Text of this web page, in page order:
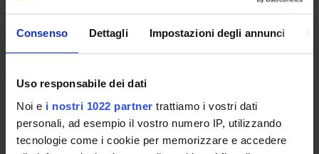
Consenso Dettagli Impostazioni degli annunci
Uso responsabile dei dati
Noi e i nostri 1022 partner trattiamo i vostri dati
personali, ad esempio il vostro numero IP, utilizzando
tecnologie come i cookie per memorizzare e accedere
Sede
VERONA
Docenti
Nicola Smania
NEUROLOGIA
Crediti
5
Periodo
Vedi pagina del modulo